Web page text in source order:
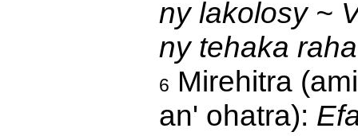
ny lakolosy ~
ny tehaka
6 Mirehitra
an' ohatra):